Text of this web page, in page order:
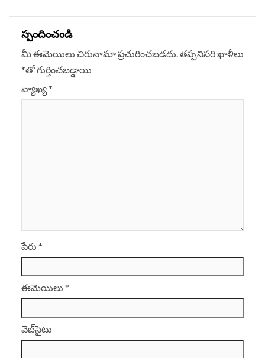
స్పందించండి
మీ ఈమెయిలు చిరునామా ప్రచురించబడదు.తప్పనిసరి ఖాళీలు
*‌తో గుర్తించబడ్డాయి
వ్యాఖ్య*
పేరు *
ఈమెయిలు *
వెబ్‌సైటు